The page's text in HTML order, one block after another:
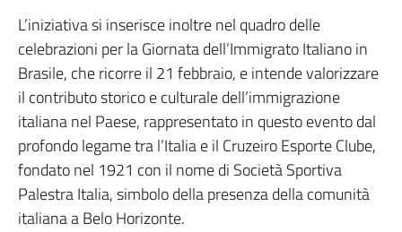
L’iniziativa si inserisce inoltre nel quadro delle
celebrazioni per la Giornata dell’Immigrato Italiano in
Brasile, che ricorre il 21 febbraio, e intende valorizzare
il contributo storico e culturale dell’immigrazione
italiana nel Paese, rappresentato in questo evento dal
profondo legame tra l’Italia e il Cruzeiro Esporte Clube,
fondato nel 1921 con il nome di Società Sportiva
Palestra Italia, simbolo della presenza della comunità
italiana a Belo Horizonte.